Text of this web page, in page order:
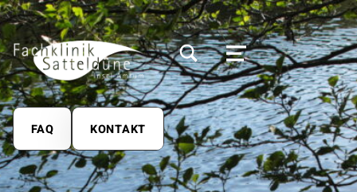
MODALES SUCHFELD UMSCHALTEN
MENÜ
FAQ KONTAKT